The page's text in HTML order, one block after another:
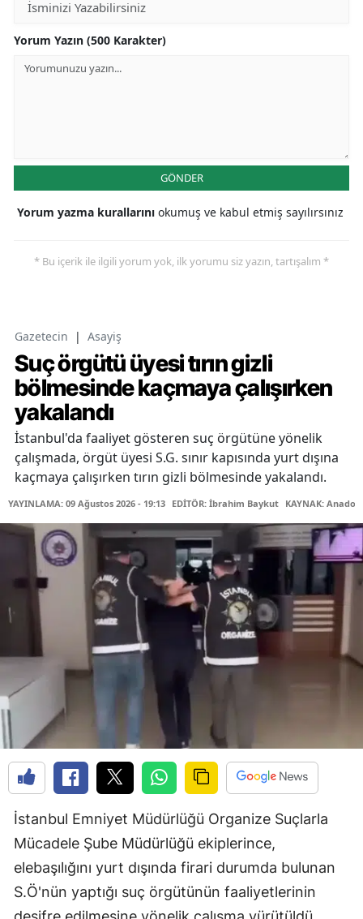
Yorum Yazın (500 Karakter)
GÖNDER
Yorum yazma kurallarını okumuş ve kabul etmiş sayılırsınız
* Bu içerik ile ilgili yorum yok, ilk yorumu siz yazın, tartışalım *
Gazetecin | Asayiş
Suç örgütü üyesi tırın gizli
bölmesinde kaçmaya çalışırken
yakalandı
İstanbul'da faaliyet gösteren suç örgütüne yönelik
çalışmada, örgüt üyesi S.G. sınır kapısında yurt dışına
kaçmaya çalışırken tırın gizli bölmesinde yakalandı.
YAYINLAMA: 09 Ağustos 2026 - 19:13 EDİTÖR: İbrahim Baykut KAYNAK:
İstanbul Emniyet Müdürlüğü Organize Suçlarla
Mücadele Şube Müdürlüğü ekiplerince,
elebaşılığını yurt dışında firari durumda bulunan
S.Ö'nün yaptığı suç örgütünün faaliyetlerinin